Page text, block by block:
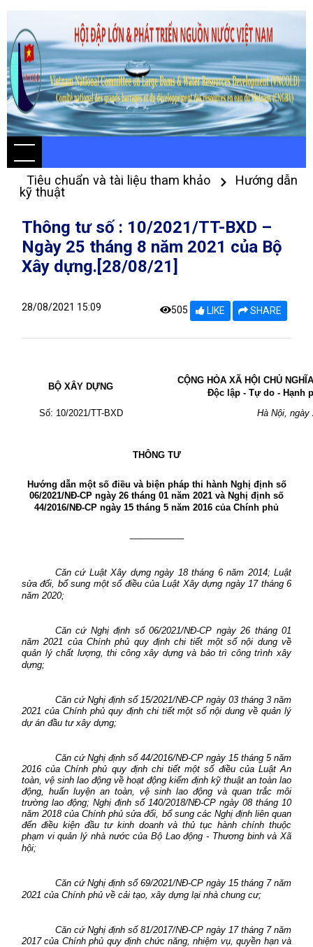
Tiêu chuẩn và tài liệu tham khảo
Hướng dẫn
kỹ thuật
Thông tư số : 10/2021/TT-BXD –
Ngày 25 tháng 8 năm 2021 của Bộ
Xây dựng.[28/08/21]
28/08/2021 15:09 505 LIKE SHARE
BỘ XÂY DỰNG
CỘNG HÒA XÃ HỘI CHỦ
Độc lập - Tự do - Hạnh
Số: 10/2021/TT-BXD
Hà Nội, ngày
THÔNG TƯ
Hướng dẫn một số điều và biện pháp thi hành Nghị định số
06/2021/NĐ-CP ngày 26 tháng 01 năm 2021 và Nghị định số
44/2016/NĐ-CP ngày 15 tháng 5 năm 2016 của Chính phủ
Căn cứ Luật Xây dựng ngày 18 tháng 6 năm 2014; Luật
sửa đổi, bổ sung một số điều của Luật Xây dựng ngày 17 tháng 6
năm 2020;
Căn cứ Nghị định số 06/2021/NĐ-CP ngày 26 tháng 01
năm 2021 của Chính phủ quy định chi tiết một số nội dung về
quản lý chất lượng, thi công xây dựng và bảo trì công trình xây
dựng;
Căn cứ Nghị định số 15/2021/NĐ-CP ngày 03 tháng 3 năm
2021 của Chính phủ quy định chi tiết một số nội dung về quản lý
dự án đầu tư xây dựng;
Căn cứ Nghị định số 44/2016/NĐ-CP ngày 15 tháng 5 năm
2016 của Chính phủ quy định chi tiết một số điều của Luật An
toàn, vệ sinh lao động về hoạt động kiểm định kỹ thuật an toàn lao
động, huấn luyện an toàn, vệ sinh lao động và quan trắc môi
trường lao động; Nghị định số 140/2018/NĐ-CP ngày 08 tháng 10
năm 2018 của Chính phủ sửa đổi, bổ sung các Nghị định liên quan
đến điều kiện đầu tư kinh doanh và thủ tục hành chính thuộc
phạm vi quản lý nhà nước của Bộ Lao động - Thương binh và Xã
hội;
Căn cứ Nghị định số 69/2021/NĐ-CP ngày 15 tháng 7 năm
2021 của Chính phủ về cải tạo, xây dựng lại nhà chung cư;
Căn cứ Nghị định số 81/2017/NĐ-CP ngày 17 tháng 7 năm
2017 của Chính phủ quy định chức năng, nhiệm vụ, quyền hạn và